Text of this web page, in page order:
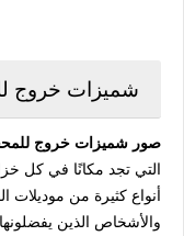
شميزات خروج
صور شميزات خروج
التي تجد مكانًا في كل
أنواع كثيرة من موديلات
والأشخاص الذين